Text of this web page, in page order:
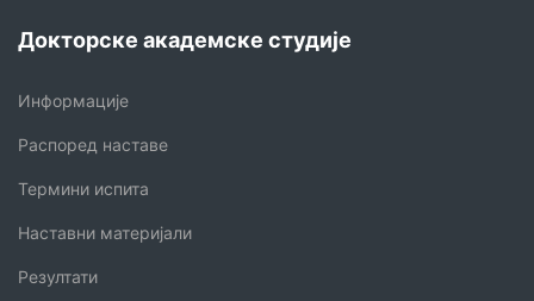
Докторске академске студије
Информације
Распоред наставе
Термини испита
Наставни материјали
Резултати